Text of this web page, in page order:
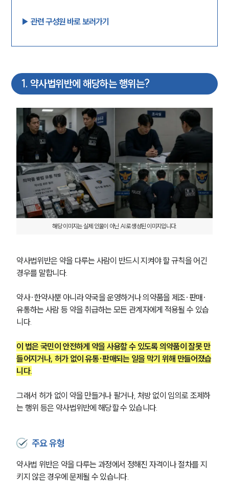
▶︎ 관련 구성원 바로 보러가기
1. 약사법위반에 해당하는 행위는?
해당 이미지는 실제 인물이 아닌 AI로 생성된 이미지입니다.
약사법위반은 약을 다루는 사람이 반드시 지켜야 할 규칙을 어긴
경우를 말합니다.
약사·한약사뿐 아니라 약국을 운영하거나 의약품을 제조·판매·
유통하는 사람 등 약을 취급하는 모든 관계자에게 적용될 수 있습
니다.
이 법은 국민이 안전하게 약을 사용할 수 있도록 의약품이 잘못 만
들어지거나, 허가 없이 유통·판매되는 일을 막기 위해 만들어졌습
니다.
그래서 허가 없이 약을 만들거나 팔거나, 처방 없이 임의로 조제하
는 행위 등은 약사법위반에 해당할 수 있습니다.
주요 유형
약사법 위반은 약을 다루는 과정에서 정해진 자격이나 절차를 지
키지 않은 경우에 문제될 수 있습니다.